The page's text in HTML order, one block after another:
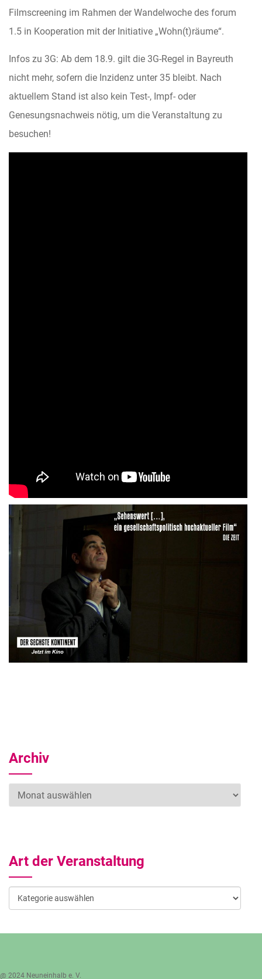
Filmscreening im Rahmen der Wandelwoche des forum
1.5 in Kooperation mit der Initiative „Wohn(t)räume“.
Infos zu 3G: Ab dem 18.9. gilt die 3G-Regel in Bayreuth
nicht mehr, sofern die Inzidenz unter 35 bleibt. Nach
aktuellem Stand ist also kein Test-, Impf- oder
Genesungsnachweis nötig, um die Veranstaltung zu
besuchen!
Archiv
Archiv
Art der Veranstaltung
Art
Veranstaltung
@ 2024 Neuneinhalb e. V.